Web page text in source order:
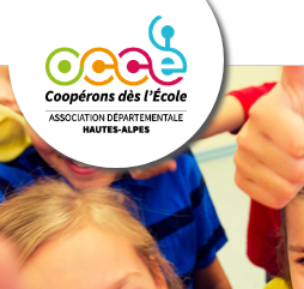
GERER SA COOPERATIVE
L'OCCE